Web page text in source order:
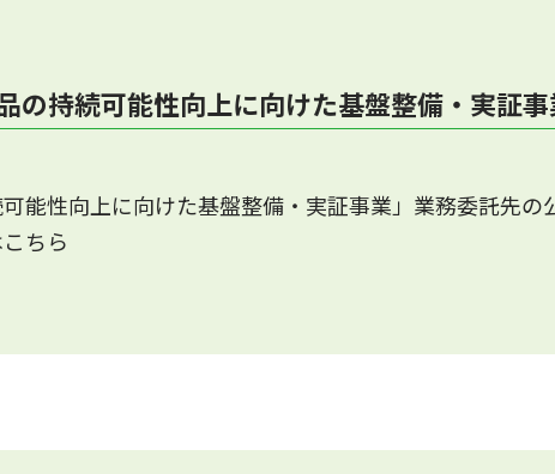
の持続可能性向上に向けた基盤整備・実証
能性向上に向けた基盤整備・実証事業」業務委託先の
ちら